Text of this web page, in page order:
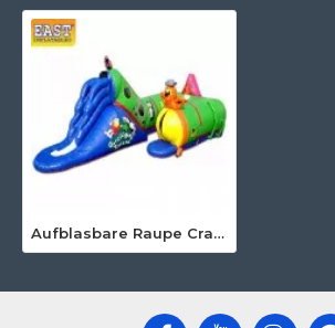
Aufblasbare Raupe Crawl